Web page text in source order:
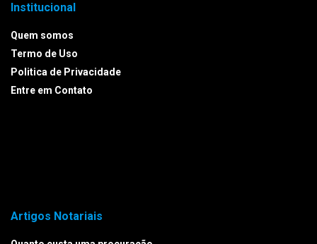
Institucional
Quem somos
Termo de Uso
Politica de Privacidade
Entre em Contato
Artigos Notariais